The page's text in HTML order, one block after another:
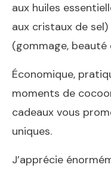
aux huiles
aux cristaux de
(gommage, beauté
Économique,
moments de
cadeaux vous
uniques.
J’apprécie